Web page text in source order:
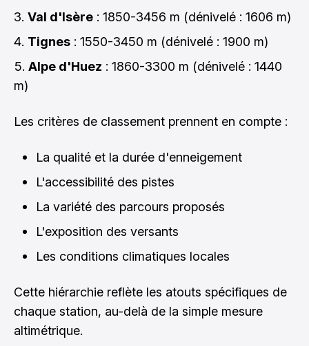
Val d'Isère : 1850-3456 m (dénivelé : 1606 m)
Tignes : 1550-3450 m (dénivelé : 1900 m)
Alpe d'Huez : 1860-3300 m (dénivelé : 1440
m)
Les critères de classement prennent en compte :
La qualité et la durée d'enneigement
L'accessibilité des pistes
La variété des parcours proposés
L'exposition des versants
Les conditions climatiques locales
Cette hiérarchie reflète les atouts spécifiques de
chaque station, au-delà de la simple mesure
altimétrique.